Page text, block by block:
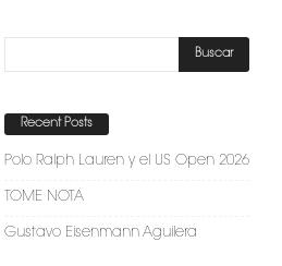
Recent Posts
Polo Ralph Lauren y el US Open 2026
TOME NOTA
Gustavo Eisenmann Aguilera